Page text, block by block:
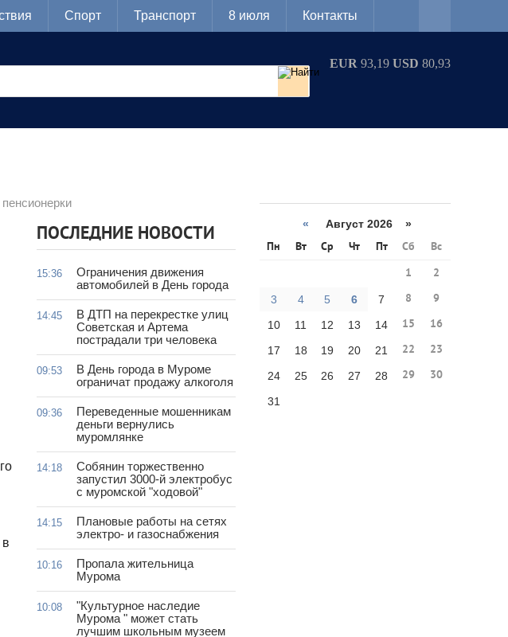
Спорт Транспорт 8 июля Контакты
EUR 93,19 USD 80,93
ПОСЛЕДНИЕ НОВОСТИ
15:36
Ограничения движения
автомобилей в День города
14:45
В ДТП на перекрестке улиц
Советская и Артема
пострадали три человека
09:53
В День города в Муроме
ограничат продажу алкоголя
09:36
Переведенные мошенникам
деньги вернулись
муромлянке
14:18
Собянин торжественно
запустил 3000-й электробус
с муромской "ходовой"
14:15
Плановые работы на сетях
электро- и газоснабжения
10:16
Пропала жительница
Мурома
10:08
"Культурное наследие
Мурома " может стать
лучшим школьным музеем
« Август 2026 »
Пн Вт Ср Чт Пт Сб
Вс
1
2
3 4 5 6 7 8 9
10 11 12 13 14 15 16
17 18 19 20 21 22 23
24 25 26 27 28 29 30
31